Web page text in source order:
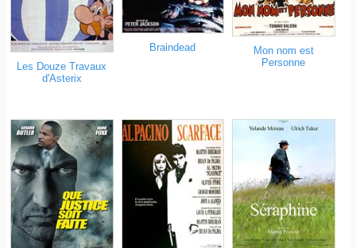
Les Douze Travaux
d'Asterix
Braindead
Mon nom est
Personne